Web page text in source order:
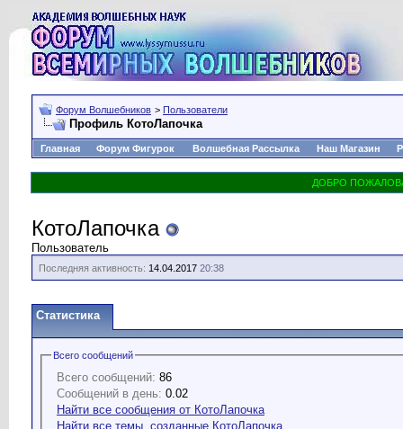
Форум Волшебников > Пользователи
Профиль КотоЛапочка
Главная Форум Фигурок Волшебная Рассылка Наш Магазин
КотоЛапочка
Пользователь
Последняя активность: 14.04.2017 20:38
Статистика
Всего сообщений
Всего сообщений: 86
Сообщений в день: 0.02
Найти все сообщения от КотоЛапочка
Найти все темы, созданные КотоЛапочка